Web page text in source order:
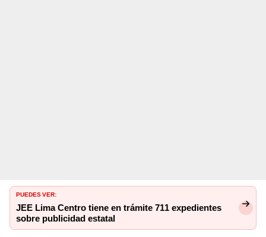
PUEDES VER:
JEE Lima Centro tiene en trámite 711 expedientes
sobre publicidad estatal